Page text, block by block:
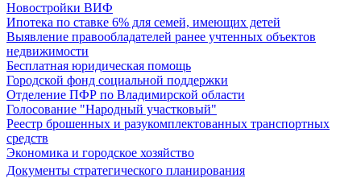
Новостройки ВИФ
Ипотека по ставке 6% для семей, имеющих детей
Выявление правообладателей ранее учтенных объектов
недвижимости
Бесплатная юридическая помощь
Городской фонд социальной поддержки
Отделение ПФР по Владимирской области
Голосование "Народный участковый"
Реестр брошенных и разукомплектованных транспортных
средств
Экономика и городское хозяйство
Документы стратегического планирования